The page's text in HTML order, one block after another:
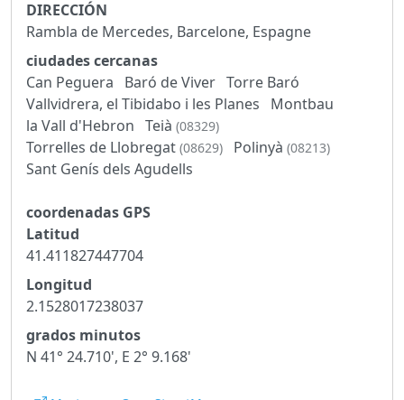
DIRECCIÓN
Rambla de Mercedes, Barcelone, Espagne
ciudades cercanas
Can Peguera
Baró de Viver Torre Baró
Vallvidrera, el Tibidabo i les Planes
Montbau
la Vall d'Hebron Teià (08329)
Torrelles de Llobregat (08629) Polinyà (08213)
Sant Genís dels Agudells
coordenadas GPS
Latitud
41.411827447704
Longitud
2.1528017238037
grados minutos
N 41° 24.710', E 2° 9.168'